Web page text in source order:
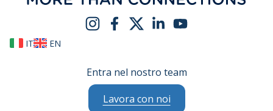
IT EN
Entra nel nostro team
Lavora con noi